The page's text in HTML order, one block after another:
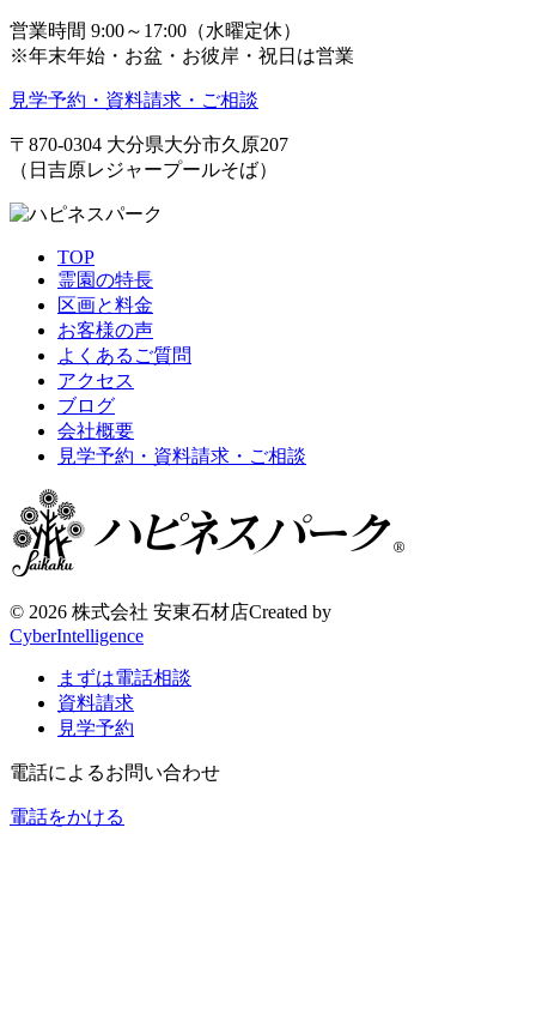
営業時間 9:00～17:00（水曜定休）
※年末年始・お盆・お彼岸・祝日は営業
見学予約・資料請求・ご相談
〒870-0304 大分県大分市久原207
（日吉原レジャープールそば）
TOP
霊園の特長
区画と料金
お客様の声
よくあるご質問
アクセス
ブログ
会社概要
見学予約・資料請求・ご相談
© 2026 株式会社 安東石材店Created by
CyberIntelligence
まずは電話相談
資料請求
見学予約
電話によるお問い合わせ
電話をかける